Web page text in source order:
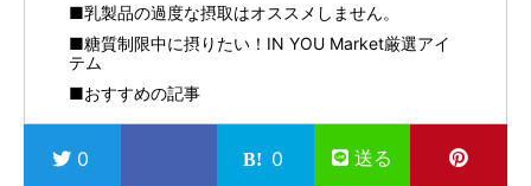
■乳製品の過度な摂取はオススメしません。
■糖質制限中に摂りたい！IN YOU Market厳選アイ
テム
■おすすめの記事
0 0 送る